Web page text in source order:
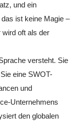
und ein
ist keine Magie –
wird oft als der
versteht. Sie
eine SWOT-
und
Unternehmens
den globalen